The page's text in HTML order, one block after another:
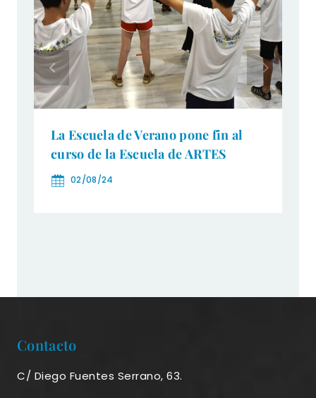
La Escuela de Verano pone fin al
curso de la Escuela de ARTES
02/08/24
Contacto
C/ Diego Fuentes Serrano, 63.